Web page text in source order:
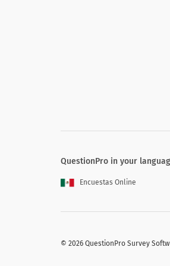
Skulle du säga att
Ja
Nej
QuestionPro in your
Encuestas Online
© 2026 QuestionPro Survey